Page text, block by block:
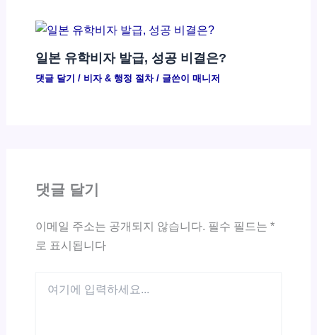
일본 유학비자 발급, 성공 비결은?
댓글 달기 / 비자 & 행정 절차/ 글쓴이 매니저
댓글 달기
이메일 주소는 공개되지 않습니다. 필수 필드는 *
로 표시됩니다